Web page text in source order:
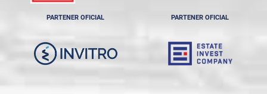
PARTENER OFICIAL PARTENER OFICIAL